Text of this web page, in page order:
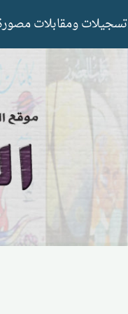
تسجيلات ومقابلات